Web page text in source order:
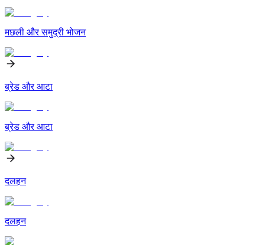
मछली और समुद्री भोजन
ब्रेड और आटा
ब्रेड और आटा
दलहन
दलहन